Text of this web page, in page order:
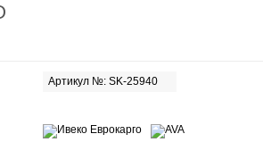
Артикул №: SK-25940